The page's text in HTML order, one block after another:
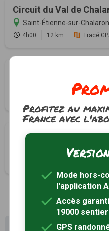
Circuit du Val de
Saint-Étienne-sur-
4h00 12 km Tracé
Circuit des Minimes
Montmerle-sur-Saône, Ain
Profitez au
France avec
Mode hors-
l'application
Accès
19000
GPS